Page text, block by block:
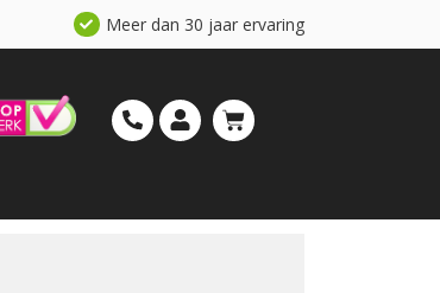
Meer dan 30 jaar ervaring